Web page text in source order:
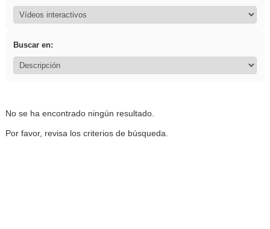
Buscar en:
No se ha encontrado ningún resultado.
Por favor, revisa los criterios de búsqueda.